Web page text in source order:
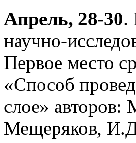
Апрель, 28-30.
научно-
Первое место
«Способ
слое»
Мещеряков,